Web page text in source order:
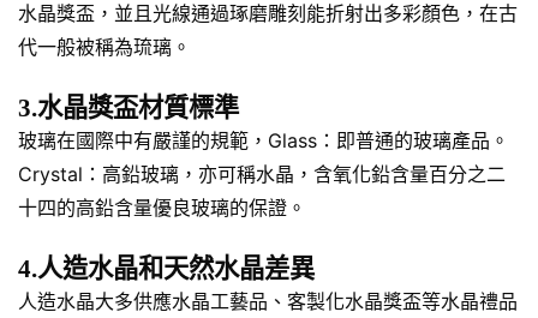
水晶獎盃，並且光線通過琢磨雕刻能折射出多彩顏色，在古
代一般被稱為琉璃。
3.水晶獎盃材質標準
玻璃在國際中有嚴謹的規範，Glass：即普通的玻璃產品。
Crystal：高鉛玻璃，亦可稱水晶，含氧化鉛含量百分之二
十四的高鉛含量優良玻璃的保證。
4.人造水晶和天然水晶差異
人造水晶大多供應水晶工藝品、客製化水晶獎盃等水晶禮品